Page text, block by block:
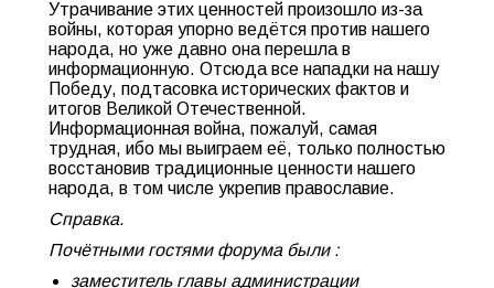
Утрачивание этих ценностей произошло из-за
войны, которая упорно ведётся против нашего
народа, но уже давно она перешла в
информационную. Отсюда все нападки на нашу
Победу, подтасовка исторических фактов и
итогов Великой Отечественной.
Информационная война, пожалуй, самая
трудная, ибо мы выиграем её, только полностью
восстановив традиционные ценности нашего
народа, в том числе укрепив православие.
Справка.
Почётными гостями форума были :
заместитель главы администрации